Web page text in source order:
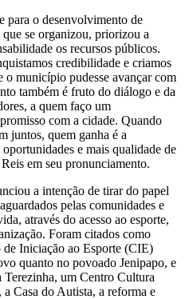
para o desenvolvimento de
se organizou, priorizou a
os recursos públicos.
credibilidade e criamos
o município pudesse avançar com
também é fruto do diálogo e da
a quem faço um
com a cidade. Quando
juntos, quem ganha é a
e mais qualidade de
em seu pronunciamento.
a intenção de tirar do papel
pelas comunidades e
através do acesso ao esporte,
Foram citados como
de Iniciação ao Esporte (CIE)
quanto no povoado Jenipapo, e
Terezinha, um Centro Cultura
Casa do Autista, a reforma e